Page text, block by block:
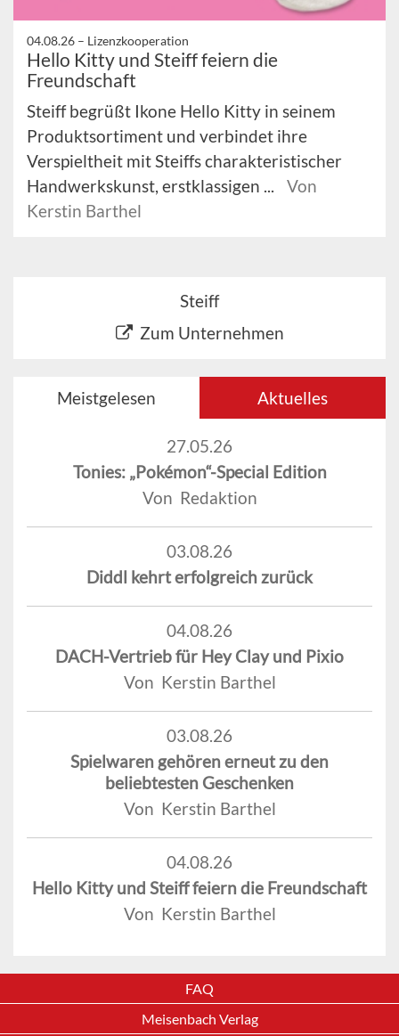
04.08.26 – Lizenzkooperation
Hello Kitty und Steiff feiern die
Freundschaft
Steiff begrüßt Ikone Hello Kitty in seinem
Produktsortiment und verbindet ihre
Verspieltheit mit Steiffs charakteristischer
Handwerkskunst, erstklassigen ...
Von
Kerstin Barthel
Steiff
Zum Unternehmen
Meistgelesen Aktuelles
27.05.26
Tonies: „Pokémon“-Special Edition
Von Redaktion
03.08.26
Diddl kehrt erfolgreich zurück
04.08.26
DACH-Vertrieb für Hey Clay und Pixio
Von Kerstin Barthel
03.08.26
Spielwaren gehören erneut zu den
beliebtesten Geschenken
Von Kerstin Barthel
04.08.26
Hello Kitty und Steiff feiern die Freundschaft
Von Kerstin Barthel
FAQ
Meisenbach Verlag